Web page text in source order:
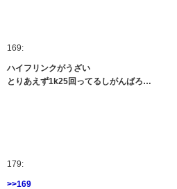
169:
ハイフリンクがうざい
とりあえず1k25回ってるしがんばろ…
179:
>>169